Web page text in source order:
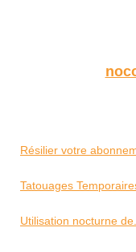
Résilier votre
Tatouages
Utilisation nocturne